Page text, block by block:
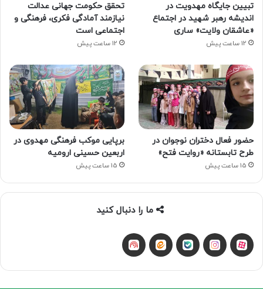
تبیین جایگاه مهدویت در
اندیشه رهبر شهید در اجتماع
«عاشقان ولایت» ساری
12 ساعت پیش
تحقق حکومت جهانی عدالت
نیازمند آمادگی فکری، فرهنگی و
اجتماعی است
12 ساعت پیش
حضور فعال دختران نوجوان در
طرح تابستانه «روایت فتح»
15 ساعت پیش
برپایی موکب فرهنگی مهدوی در
اربعین حسینی ارومیه
15 ساعت پیش
ما را دنبال کنید
آپاراتاینستاگرام
بله ایتا شنوتو